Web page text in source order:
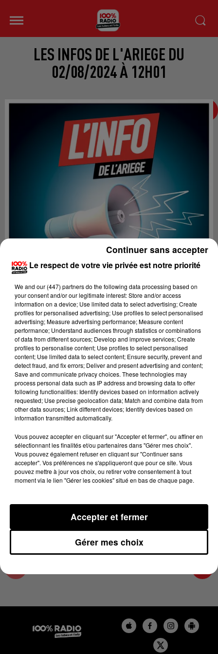
LES INFOS DE L'ARIEGE DU
02/08/2024 À 12H01
Lecture (2 min 23 sec)
100%
100% Radio les infos de l'Ariege
2 août 2024 - 2 min 23 sec
LES INFOS DE L'ARIEGE DU 02/08/2024 À
12H01
Podcasts infos de l'Ariège
Le respect de votre vie privée est notre priorité
We and our (447) partnersdo the following data processing based on
your consent and/or our legitimate interest: Store and/or access
information on a device; Use limited data to select advertising; Create
profiles for personalised advertising; Use profiles to select personalised
advertising; Measure advertising performance; Measure content
performance; Understand audiences through statistics or combinations
of data from different sources; Develop and improve services; Create
profiles to personalise content; Use profiles to select personalised
content; Use limited data to select content; Ensure security, prevent and
detect fraud, and fix errors; Deliver and present advertising and content;
Save and communicate privacy choices. These technologies may
process personal data such as IP address and browsing data to offer
following functionalities: Identify devices based on information actively
requested; Use precise geolocation data; Match and combine data from
other data sources; Link different devices; Identify devices based on
information transmitted automatically.
Vous pouvez accepter en cliquant sur "Accepter et fermer", ou affiner en
sélectionnant les finalités et/ou partenaires dans "Gérer mes choix".
Vous pouvez également refuser en cliquant sur "Continuer sans
accepter". Vos préférences ne s'appliqueront que pour ce site. Vous
pouvez mettre à jour vos choix, ou retirer votre consentement à tout
moment via le lien "Gérer les cookies" situé en bas de chaque page.
Gérer mes choix
Accepter et fermer
Continuer sans accepter